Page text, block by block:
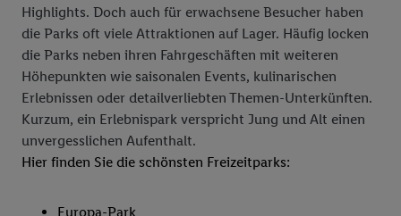
Highlights. Doch auch für erwachsene Besucher haben
die Parks oft viele Attraktionen auf Lager. Häufig locken
die Parks neben ihren Fahrgeschäften mit weiteren
Höhepunkten wie saisonalen Events, kulinarischen
Erlebnissen oder detailverliebten Themen-Unterkünften.
Kurzum, ein Erlebnispark verspricht Jung und Alt einen
unvergesslichen Aufenthalt.
Hier finden Sie die schönsten Freizeitparks:
Europa-Park